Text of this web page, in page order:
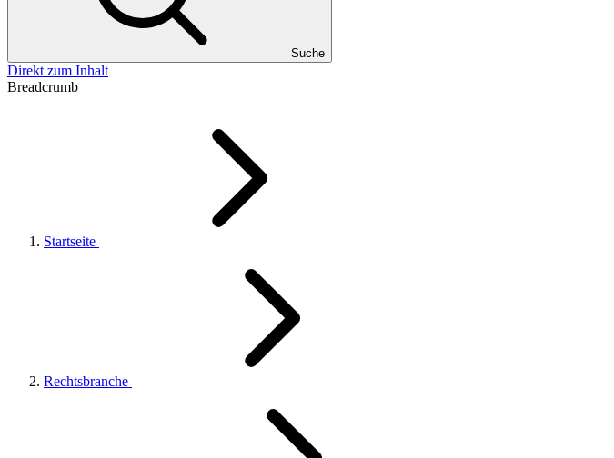
Suche
Direkt zum Inhalt
Breadcrumb
Startseite
Rechtsbranche